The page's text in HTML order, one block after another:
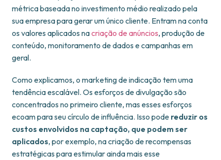
métrica baseada no investimento médio realizado pela
sua empresa para gerar um único cliente. Entram na conta
os valores aplicados nacriação de anúncios, produção de
conteúdo, monitoramento de dados e campanhas em
geral.
Como explicamos, o marketing de indicação tem uma
tendência escalável. Os esforços de divulgação são
concentrados no primeiro cliente, mas esses esforços
ecoam para seu círculo de influência. Isso pode reduzir os
custos envolvidos na captação, que podem ser
aplicados, por exemplo, na criação de recompensas
estratégicas para estimular ainda mais esse